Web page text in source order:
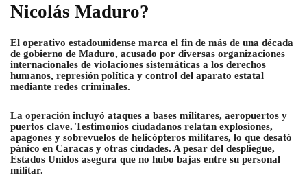
Nicolás Maduro?
El operativo estadounidense marca el fin de más de una década
de gobierno de Maduro, acusado por diversas organizaciones
internacionales de violaciones sistemáticas a los derechos
humanos, represión política y control del aparato estatal
mediante redes criminales.
La operación incluyó ataques a bases militares, aeropuertos y
puertos clave. Testimonios ciudadanos relatan explosiones,
apagones y sobrevuelos de helicópteros militares, lo que desató
pánico en Caracas y otras ciudades. A pesar del despliegue,
Estados Unidos asegura que no hubo bajas entre su personal
militar.